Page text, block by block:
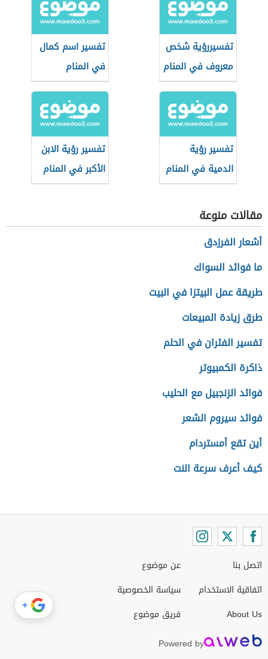
تفسيررؤية شخص
معروف في المنام
تفسير اسم كمال
في المنام
تفسير رؤية
الدمية في المنام
تفسير رؤية الابن
الأكبر في المنام
مقالات منوعة
أشعار الفرزدق
ما فوائد السواك
طريقة عمل البيتزا في البيت
طرق زيادة المبيعات
تفسير الفئران في الحلم
ذاكرة الكمبيوتر
فوائد الزنجبيل مع الحليب
فوائد سيروم الشعر
أين تقع أمستردام
كيف أعرف سرعة النت
اتصل بنا
اتفاقية الاستخدام
About Us
عن موضوع
سياسة الخصوصية
فريق موضوع
Powered by
+